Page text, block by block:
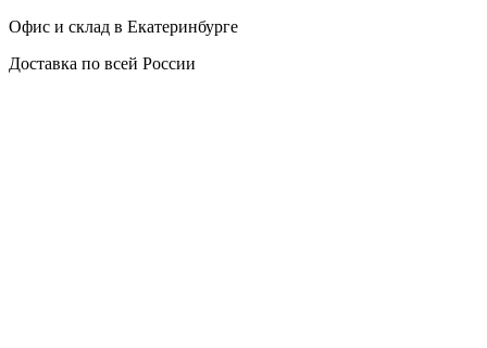
Офис и склад в Екатеринбурге
Доставка по всей России